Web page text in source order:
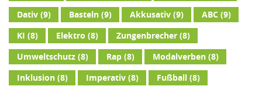
Dativ(9) Basteln(9) Akkusativ(9) ABC (9)
KI (8) Elektro (8) Zungenbrecher(8)
Umweltschutz(8) Rap(8) Modalverben(8)
Inklusion(8) Imperativ(8) Fußball(8)